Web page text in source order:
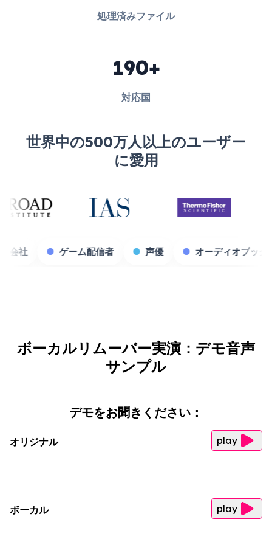
処理済みファイル
190+
対応国
世界中の500万人以上のユーザー
に愛用
コンテンツ制作会社 ゲーム配信者 声優
ボーカルリムーバー実演：デモ音声
サンプル
デモをお聞きください：
オリジナル play
ボーカル play